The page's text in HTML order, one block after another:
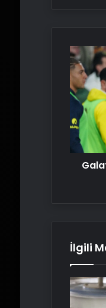
Mert
Hakan
Yandaş
İlgili